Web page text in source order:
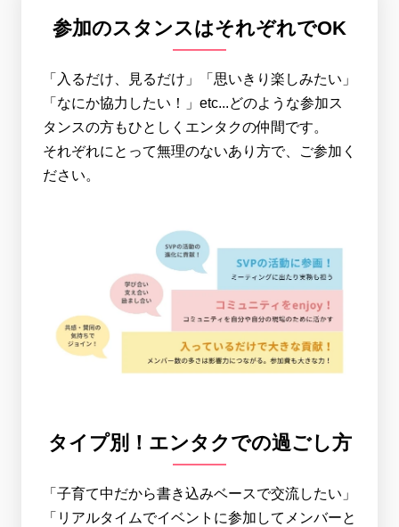
参加のスタンスはそれぞれでOK
「入るだけ、見るだけ」「思いきり楽しみたい」
「なにか協力したい！」etc...どのような参加ス
タンスの方もひとしくエンタクの仲間です。
それぞれにとって無理のないあり方で、ご参加く
ださい。
タイプ別！エンタクでの過ごし方
「子育て中だから書き込みベースで交流したい」
「リアルタイムでイベントに参加してメンバーと